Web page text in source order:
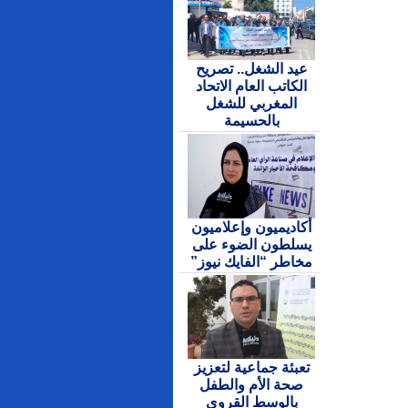
عيد الشغل.. تصريح
الكاتب العام الاتحاد
المغربي للشغل
بالحسيمة
أكاديميون وإعلاميون
يسلطون الضوء على
مخاطر “الفايك نيوز”
تعبئة جماعية لتعزيز
صحة الأم والطفل
بالوسط القروي